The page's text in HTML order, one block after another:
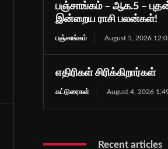
பஞ்சாங்கம் – ஆக.5 – புதன்
இன்றைய ராசி பலன்கள்!
பஞ்சாங்கம் August 5, 2026
எதிரிகள் சிரிக்கிறார்கள்
கட்டுரைகள் August 4, 2026
Recent articles